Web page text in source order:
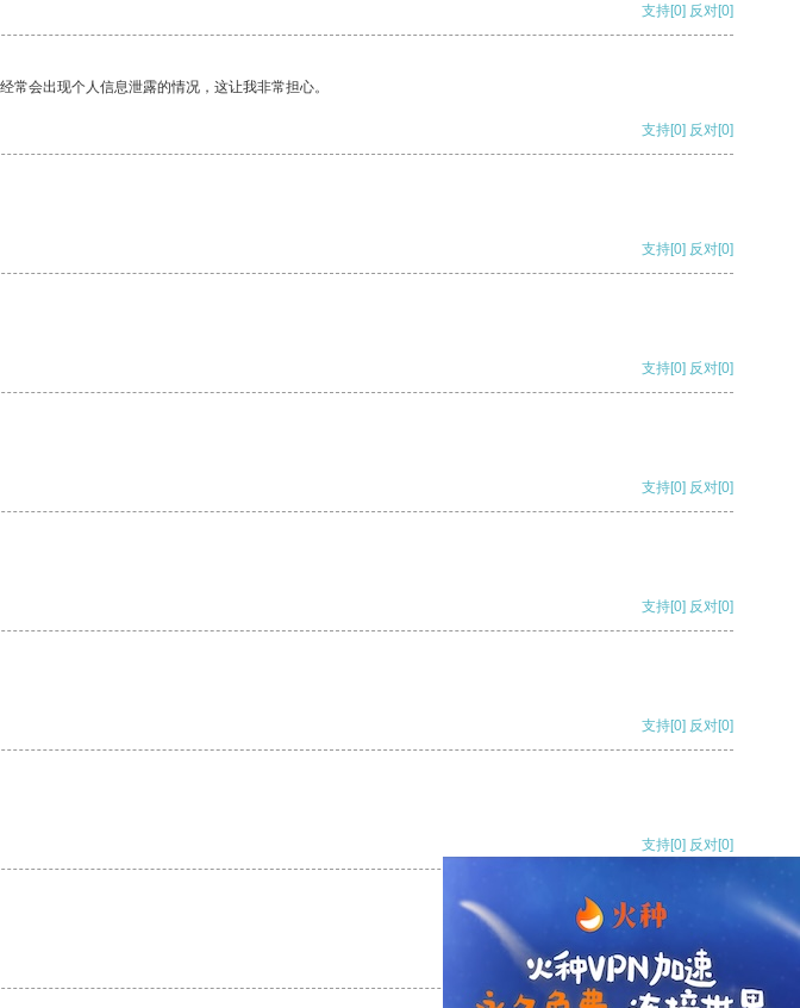
支持[0] 反对[0]
会出现个人信息泄露的情况，这让我非常担心。
支持[0] 反对[0]
支持[0] 反对[0]
支持[0] 反对[0]
支持[0] 反对[0]
支持[0] 反对[0]
支持[0] 反对[0]
支持[0] 反对[0]
支持[0] 反对